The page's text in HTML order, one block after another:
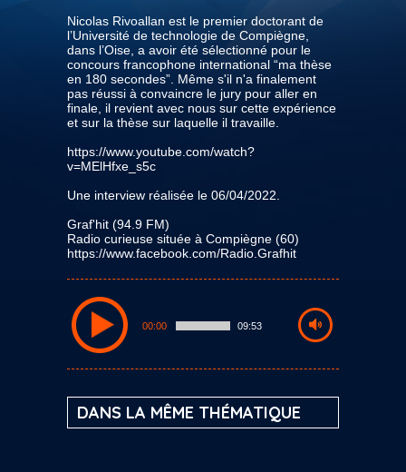
Nicolas Rivoallan est le premier doctorant de
l’Université de technologie de Compiègne,
dans l’Oise, a avoir été sélectionné pour le
concours francophone international “ma thèse
en 180 secondes”. Même s'il n'a finalement
pas réussi à convaincre le jury pour aller en
finale, il revient avec nous sur cette expérience
et sur la thèse sur laquelle il travaille.
https://www.youtube.com/watch?
v=MElHfxe_s5c
Une interview réalisée le 06/04/2022.
Graf'hit (94.9 FM)
Radio curieuse située à Compiègne (60)
https://www.facebook.com/Radio.Grafhit
00:00 09:53
DANS LA MÊME THÉMATIQUE